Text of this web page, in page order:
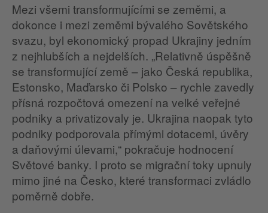
Mezi všemi transformujícími se zeměmi, a
dokonce i mezi zeměmi bývalého Sovětského
svazu, byl ekonomický propad Ukrajiny jedním
z nejhlubších a nejdelších. „Relativně úspěšně
se transformující země – jako Česká republika,
Estonsko, Maďarsko či Polsko – rychle zavedly
přísná rozpočtová omezení na velké veřejné
podniky a privatizovaly je. Ukrajina naopak tyto
podniky podporovala přímými dotacemi, úvěry
a daňovými úlevami,“ pokračuje hodnocení
Světové banky. I proto se migrační toky upnuly
mimo jiné na Česko, které transformaci zvládlo
poměrně dobře.